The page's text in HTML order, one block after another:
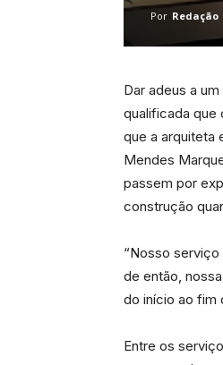
Por Redação
Dar adeus a
qualificada que
que a arquiteta
Mendes
passem por
construção
“Nosso
de então,
do início ao fim
Entre os